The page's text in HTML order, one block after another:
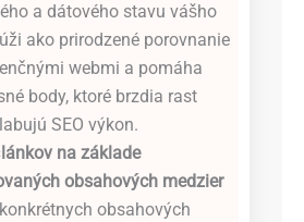
a dátového stavu vášho
ako prirodzené porovnanie
webmi a pomáha
body, ktoré brzdia rast
SEO výkon.
na základe
obsahových medzier
obsahových